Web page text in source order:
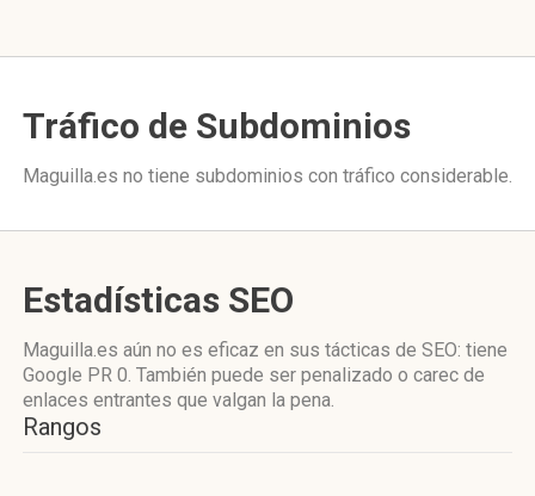
Tráfico de Subdominios
Maguilla.es no tiene subdominios con tráfico considerable.
Estadísticas SEO
Maguilla.es aún no es eficaz en sus tácticas de SEO: tiene
Google PR 0. También puede ser penalizado o carec de
enlaces entrantes que valgan la pena.
Rangos